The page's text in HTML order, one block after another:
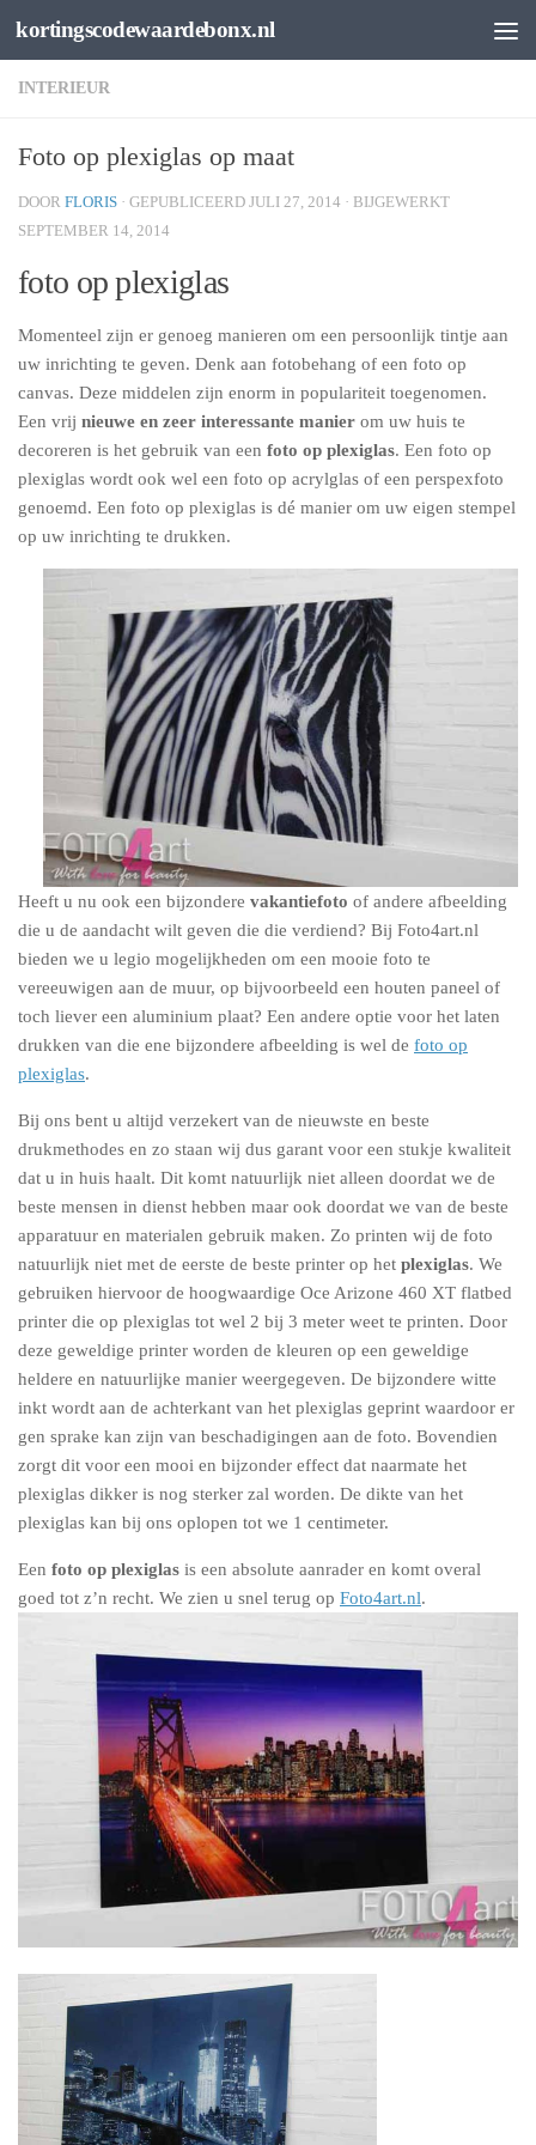
Spring naar de inhoud
kortingscodewaardebonx.nl
INTERIEUR
Foto op plexiglas op maat
DOOR FLORIS · GEPUBLICEERD JULI 27, 2014 · BIJGEWERKT
SEPTEMBER 14, 2014
foto op plexiglas
Momenteel zijn er genoeg manieren om een persoonlijk tintje aan
uw inrichting te geven. Denk aan fotobehang of een foto op
canvas. Deze middelen zijn enorm in populariteit toegenomen.
Een vrij nieuwe en zeer interessante manier om uw huis te
decoreren is het gebruik van een foto op plexiglas. Een foto op
plexiglas wordt ook wel een foto op acrylglas of een perspexfoto
genoemd. Een foto op plexiglas is dé manier om uw eigen stempel
op uw inrichting te drukken.
Heeft u nu ook een bijzondere vakantiefoto of andere afbeelding
die u de aandacht wilt geven die die verdiend? Bij Foto4art.nl
bieden we u legio mogelijkheden om een mooie foto te
vereeuwigen aan de muur, op bijvoorbeeld een houten paneel of
toch liever een aluminium plaat? Een andere optie voor het laten
drukken van die ene bijzondere afbeelding is wel de foto op
plexiglas.
Bij ons bent u altijd verzekert van de nieuwste en beste
drukmethodes en zo staan wij dus garant voor een stukje kwaliteit
dat u in huis haalt. Dit komt natuurlijk niet alleen doordat we de
beste mensen in dienst hebben maar ook doordat we van de beste
apparatuur en materialen gebruik maken. Zo printen wij de foto
natuurlijk niet met de eerste de beste printer op het plexiglas. We
gebruiken hiervoor de hoogwaardige Oce Arizone 460 XT flatbed
printer die op plexiglas tot wel 2 bij 3 meter weet te printen. Door
deze geweldige printer worden de kleuren op een geweldige
heldere en natuurlijke manier weergegeven. De bijzondere witte
inkt wordt aan de achterkant van het plexiglas geprint waardoor er
gen sprake kan zijn van beschadigingen aan de foto. Bovendien
zorgt dit voor een mooi en bijzonder effect dat naarmate het
plexiglas dikker is nog sterker zal worden. De dikte van het
plexiglas kan bij ons oplopen tot we 1 centimeter.
Een foto op plexiglas is een absolute aanrader en komt overal
goed tot z’n recht. We zien u snel terug op Foto4art.nl.